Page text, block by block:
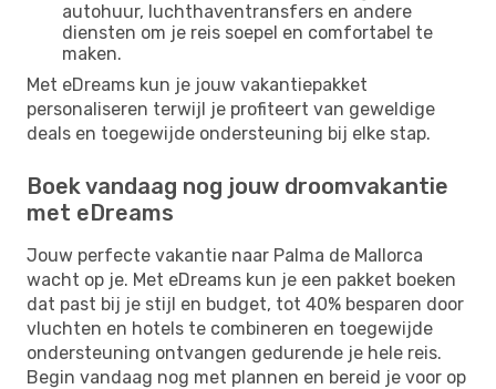
autohuur, luchthaventransfers en andere
diensten om je reis soepel en comfortabel te
maken.
Met eDreams kun je jouw vakantiepakket
personaliseren terwijl je profiteert van geweldige
deals en toegewijde ondersteuning bij elke stap.
Boek vandaag nog jouw droomvakantie
met eDreams
Jouw perfecte vakantie naar Palma de Mallorca
wacht op je. Met eDreams kun je een pakket boeken
dat past bij je stijl en budget, tot 40% besparen door
vluchten en hotels te combineren en toegewijde
ondersteuning ontvangen gedurende je hele reis.
Begin vandaag nog met plannen en bereid je voor op